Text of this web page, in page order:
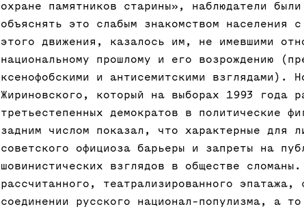
охране памятников старины», наблюдатели
объяснять это слабым знакомством населения
этого движения, казалось им, не имевшими
национальному прошлому и его возрождению
ксенофобскими и антисемитскими взглядами).
Жириновского, который на выборах 1993 года
третьестепенных демократов в политические
задним числом показал, что характерные для
советского официоза барьеры и запреты на
шовинистических взглядов в обществе
рассчитанного, театрализированного эпатажа,
соединении русского национал-популизма, а